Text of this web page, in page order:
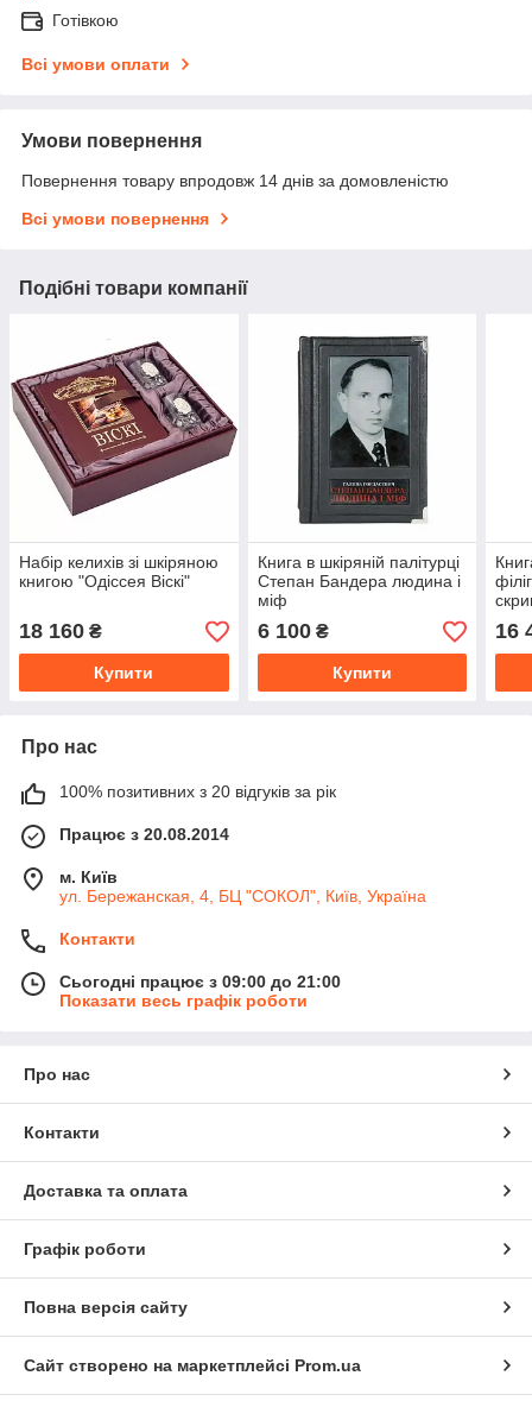
Готівкою
Всі умови оплати
Умови повернення
Повернення товару впродовж 14 днів за домовленістю
Всі умови повернення
Подібні товари компанії
Набір келихів зі шкіряною
книгою "Одіссея Віскі"
18 160 ₴
Купити
Книга в шкіряній палітурці
Степан Бандера людина і
міф
6 100₴
Купити
16
Про нас
100% позитивних з 20 відгуків за рік
Працює з 20.08.2014
м. Київ
ул. Бережанская, 4, БЦ "СОКОЛ", Київ, Україна
Контакти
Сьогодні працює з 09:00 до 21:00
Показати весь графік роботи
Про нас
Контакти
Доставка та оплата
Графік роботи
Повна версія сайту
Сайт створено на маркетплейсі Prom.ua